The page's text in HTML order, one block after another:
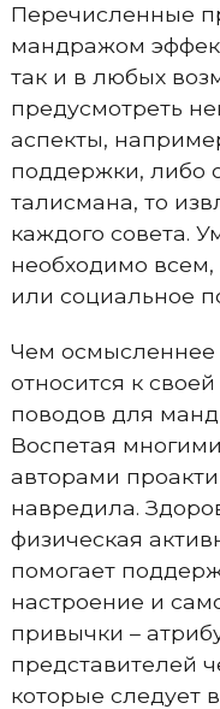
Перечисленные
мандражом
так и в любых
предусмотреть
аспекты,
поддержки, либо
талисмана, то
каждого совета.
необходимо всем,
или социальное
Чем осмысленнее
относится к
поводов для
Воспетая
авторами
навредила.
физическая
помогает
настроение и
привычки –
представителей
которые следует